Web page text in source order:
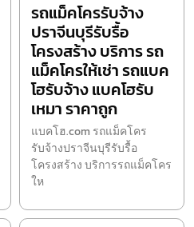
รถแม็คโครรับจ้าง
ปราจีนบุรีรับรื้อ
โครงสร้าง บริการ รถ
แม็คโครให้เช่า รถแบค
โฮรับจ้าง แบคโฮรับ
เหมา ราคาถูก
แบคโฮ.com รถแม็คโคร
รับจ้างปราจีนบุรีรับรื้อ
โครงสร้าง บริการรถแม็คโคร
ให